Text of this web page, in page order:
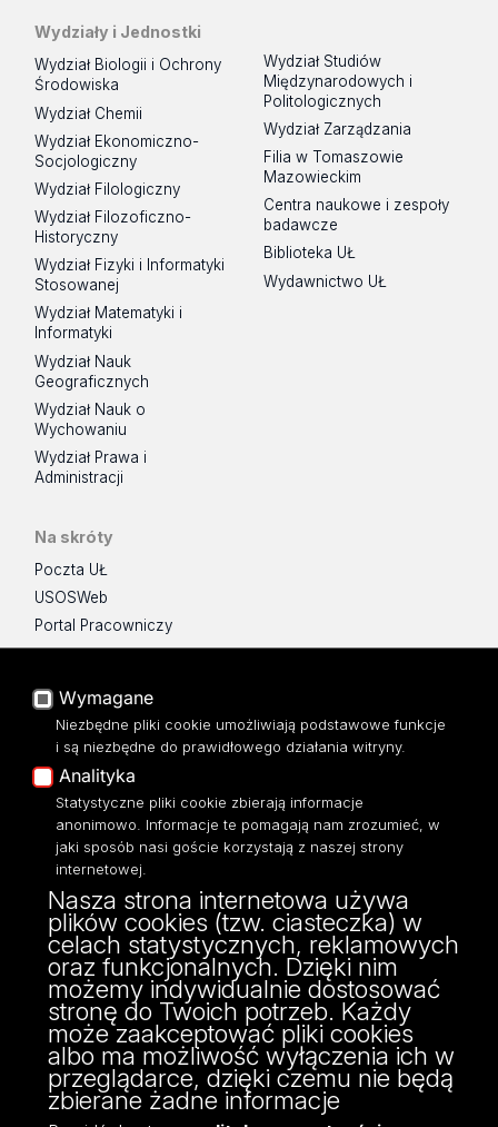
Wydziały i Jednostki
Wydział Biologii i Ochrony
Środowiska
Wydział Chemii
Wydział Ekonomiczno-
Socjologiczny
Wydział Filologiczny
Wydział Filozoficzno-
Historyczny
Wydział Fizyki i Informatyki
Stosowanej
Wydział Matematyki i
Informatyki
Wydział Nauk
Geograficznych
Wydział Nauk o
Wychowaniu
Wydział Prawa i
Administracji
Wydział Studiów
Międzynarodowych i
Politologicznych
Wydział Zarządzania
Filia w Tomaszowie
Mazowieckim
Centra naukowe i zespoły
badawcze
Biblioteka UŁ
Wydawnictwo UŁ
Na skróty
Poczta UŁ
USOSWeb
Portal Pracowniczy
Baza Aktów Własnych
Moodle
Eksperci UŁ
Polityka Prywatności
Dostępność
Instytut Filozofii
ul. Lindleya 3/5
90-131 Łódź
tel./fax: (48) (42) 635-61-35/(29)
e-mail: filozofia@uni.lodz.pl
Wymagane
Niezbędne pliki cookie umożliwiają podstawowe funkcje
i są niezbędne do prawidłowego działania witryny.
Analityka
Statystyczne pliki cookie zbierają informacje
anonimowo. Informacje te pomagają nam zrozumieć, w
jaki sposób nasi goście korzystają z naszej strony
internetowej.
Nasza strona internetowa używa
plików cookies (tzw. ciasteczka) w
celach statystycznych, reklamowych
oraz funkcjonalnych. Dzięki nim
możemy indywidualnie dostosować
stronę do Twoich potrzeb. Każdy
może zaakceptować pliki cookies
albo ma możliwość wyłączenia ich w
przeglądarce, dzięki czemu nie będą
zbierane żadne informacje